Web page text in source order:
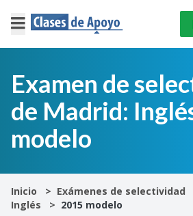
×
Iniciar
sesión
E.S.O
Examen de
de Madrid:
modelo
Inicio Exámenes de selectividad
Inglés
2015 modelo